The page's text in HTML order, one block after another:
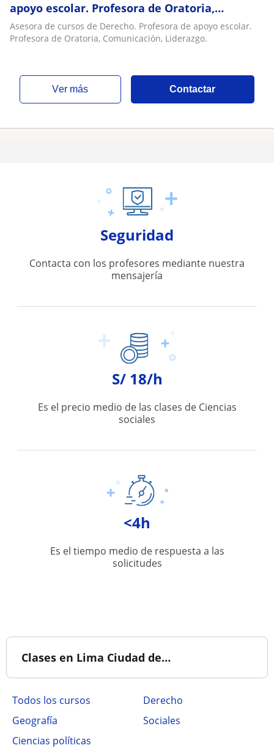
apoyo escolar. Profesora de Oratoria,
Comunicación, Liderazgo
Asesora de cursos de Derecho. Profesora de apoyo escolar.
Profesora de Oratoria, Comunicación, Liderazgo.
ver más Contactar
Seguridad
Contacta con los profesores mediante nuestra
mensajería
S/ 18/h
Es el precio medio de las clases de Ciencias
sociales
<4h
Es el tiempo medio de respuesta a las
solicitudes
Clases en Lima Ciudad de…
Todos los cursos
Derecho
Geografía
Sociales
Ciencias políticas